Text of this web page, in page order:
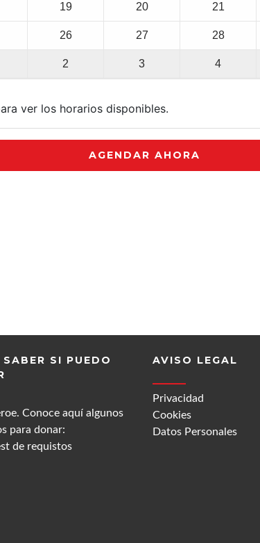
19 20 21
26 27 28
2 3 4
ver los horarios disponibles.
AGENDAR AHORA
SI PUEDO
Conoce aquí algunos
para donar:
de requistos
AVISO LEGAL
Privacidad
Cookies
Datos Personales